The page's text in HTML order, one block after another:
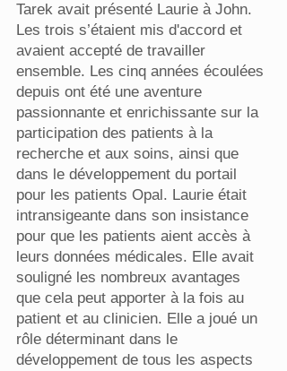
Tarek avait présenté Laurie à John.
Les trois s’étaient mis d'accord et
avaient accepté de travailler
ensemble. Les cinq années écoulées
depuis ont été une aventure
passionnante et enrichissante sur la
participation des patients à la
recherche et aux soins, ainsi que
dans le développement du portail
pour les patients Opal. Laurie était
intransigeante dans son insistance
pour que les patients aient accès à
leurs données médicales. Elle avait
souligné les nombreux avantages
que cela peut apporter à la fois au
patient et au clinicien. Elle a joué un
rôle déterminant dans le
développement de tous les aspects